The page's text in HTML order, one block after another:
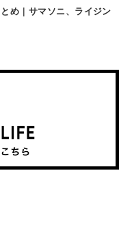
め | サマソニ、ライジン